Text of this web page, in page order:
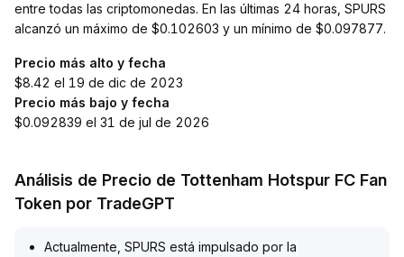
entre todas las criptomonedas. En las últimas 24 horas, SPURS
alcanzó un máximo de $0.102603 y un mínimo de $0.097877.
Precio más alto y fecha
$8.42 el 19 de dic de 2023
Precio más bajo y fecha
$0.092839 el 31 de jul de 2026
Análisis de Precio de Tottenham Hotspur FC Fan
Token por TradeGPT
Actualmente, SPURS está impulsado por la